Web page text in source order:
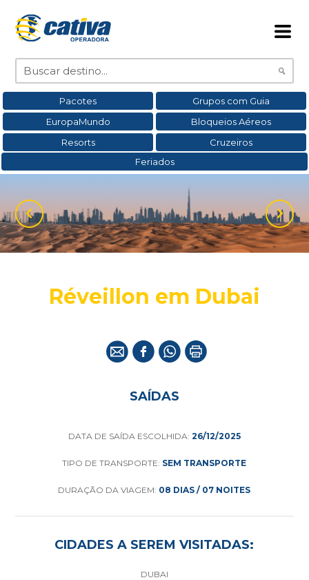
Pacotes
Grupos com Guia
EuropaMundo
Bloqueios Aéreos
Resorts
Cruzeiros
Feriados
Réveillon em Dubai
SAÍDAS
DATA DE SAÍDA ESCOLHIDA: 26/12/2025
TIPO DE TRANSPORTE: SEM TRANSPORTE
DURAÇÃO DA VIAGEM: 08 DIAS / 07 NOITES
CIDADES A SEREM VISITADAS:
DUBAI